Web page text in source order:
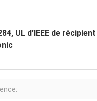
UL d'IEEE de